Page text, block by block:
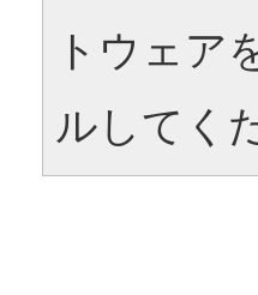
トウェア
ルしてく